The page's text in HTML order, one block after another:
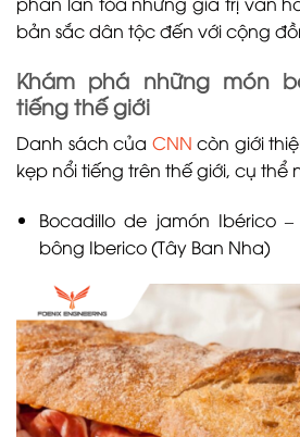
bản sắc dân tộc đến với cộng
Khám phá những món
tiếng thế giới
Danh sách của CNN còn giới
kẹp nổi tiếng trên thế giới, cụ thể
Bocadillo de jamón Ibérico
bông Iberico (Tây Ban Nha)